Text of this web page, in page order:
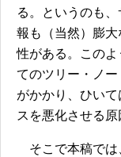
る。というのも
報も（当然）膨
性がある。この
てのツリー・ノ
がかかり、ひい
スを悪化させる原
そこで本稿では